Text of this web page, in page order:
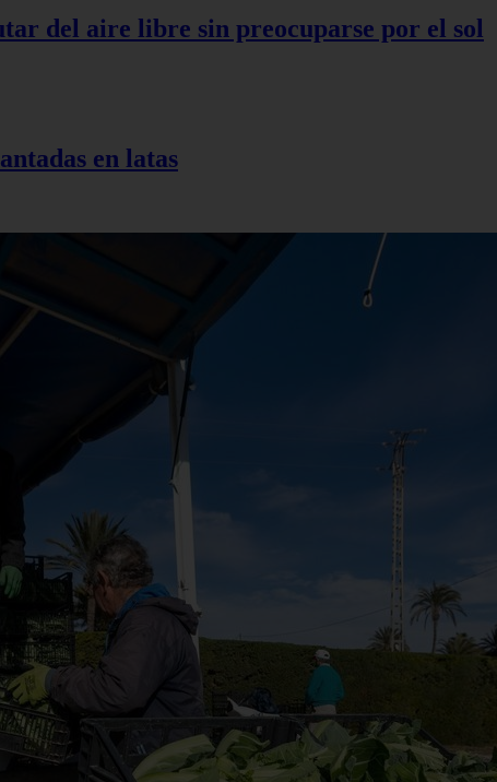
del aire libre sin preocuparse por el sol
en latas